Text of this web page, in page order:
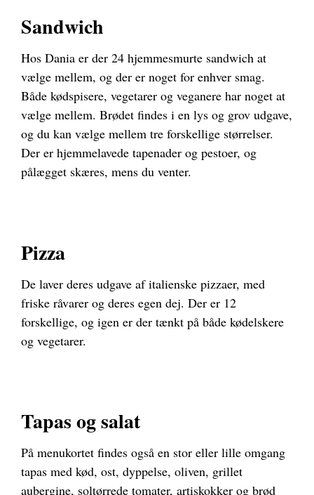
Sandwich
Hos Dania er der 24 hjemmesmurte sandwich at
vælge mellem, og der er noget for enhver smag.
Både kødspisere, vegetarer og veganere har noget at
vælge mellem. Brødet findes i en lys og grov udgave,
og du kan vælge mellem tre forskellige størrelser.
Der er hjemmelavede tapenader og pestoer, og
pålægget skæres, mens du venter.
Pizza
De laver deres udgave af italienske pizzaer, med
friske råvarer og deres egen dej. Der er 12
forskellige, og igen er der tænkt på både kødelskere
og vegetarer.
Tapas og salat
På menukortet findes også en stor eller lille omgang
tapas med kød, ost, dyppelse, oliven, grillet
aubergine, soltørrede tomater, artiskokker og brød